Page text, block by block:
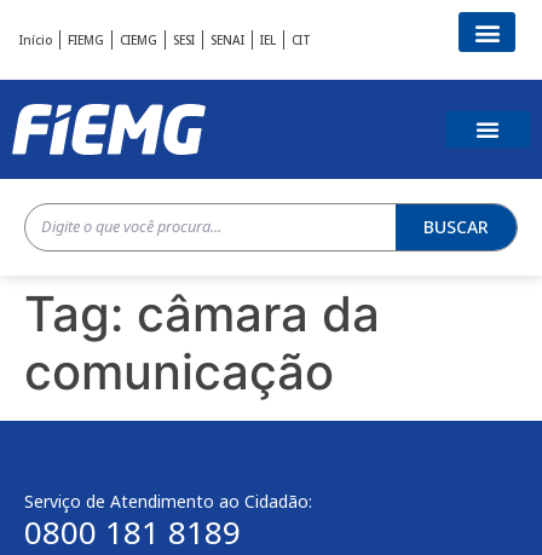
Início FIEMG CIEMG SESI SENAI IEL CIT
BUSCAR
Tag: câmara da
comunicação
Serviço de Atendimento ao Cidadão:
0800 181 8189